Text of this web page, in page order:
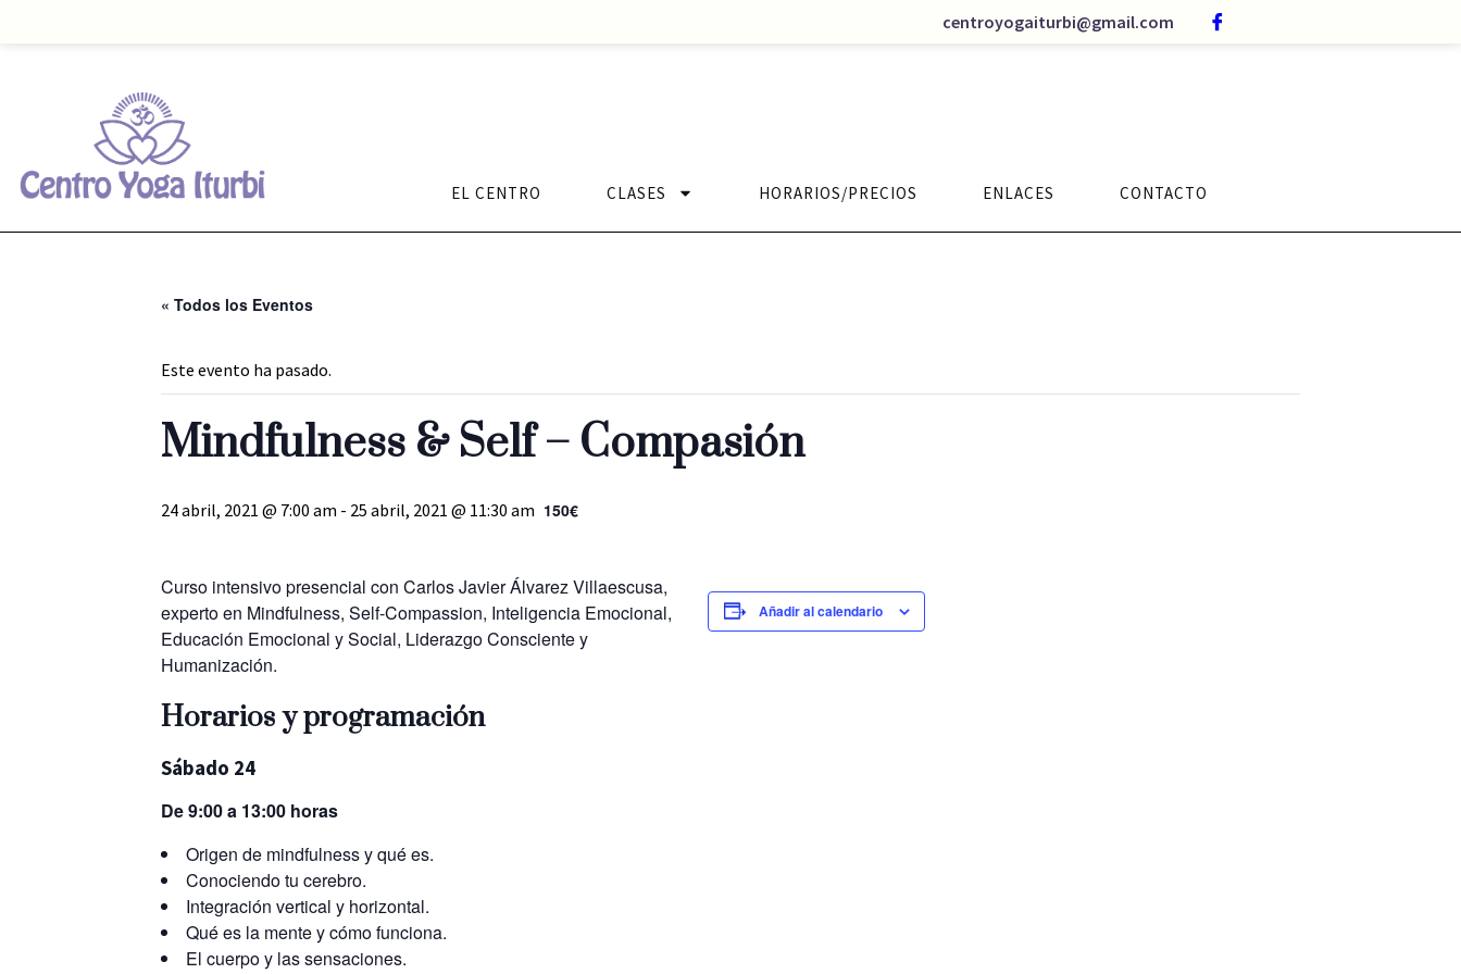
centroyogaiturbi@gmail.com
EL CENTRO CLASES HORARIOS/PRECIOS ENLACES CONTACTO
« Todos los Eventos
Este evento ha pasado.
Mindfulness & Self – Compasión
24 abril, 2021 @ 7:00 am - 25 abril, 2021 @ 11:30 am 150€
Curso intensivo presencial con Carlos Javier Álvarez Villaescusa,
experto en Mindfulness, Self-Compassion, Inteligencia Emocional,
Educación Emocional y Social, Liderazgo Consciente y
Humanización.
Horarios y programación
Sábado 24
De 9:00 a 13:00 horas
Origen de mindfulness y qué es.
Conociendo tu cerebro.
Integración vertical y horizontal.
Qué es la mente y cómo funciona.
El cuerpo y las sensaciones.
Añadir al calendario